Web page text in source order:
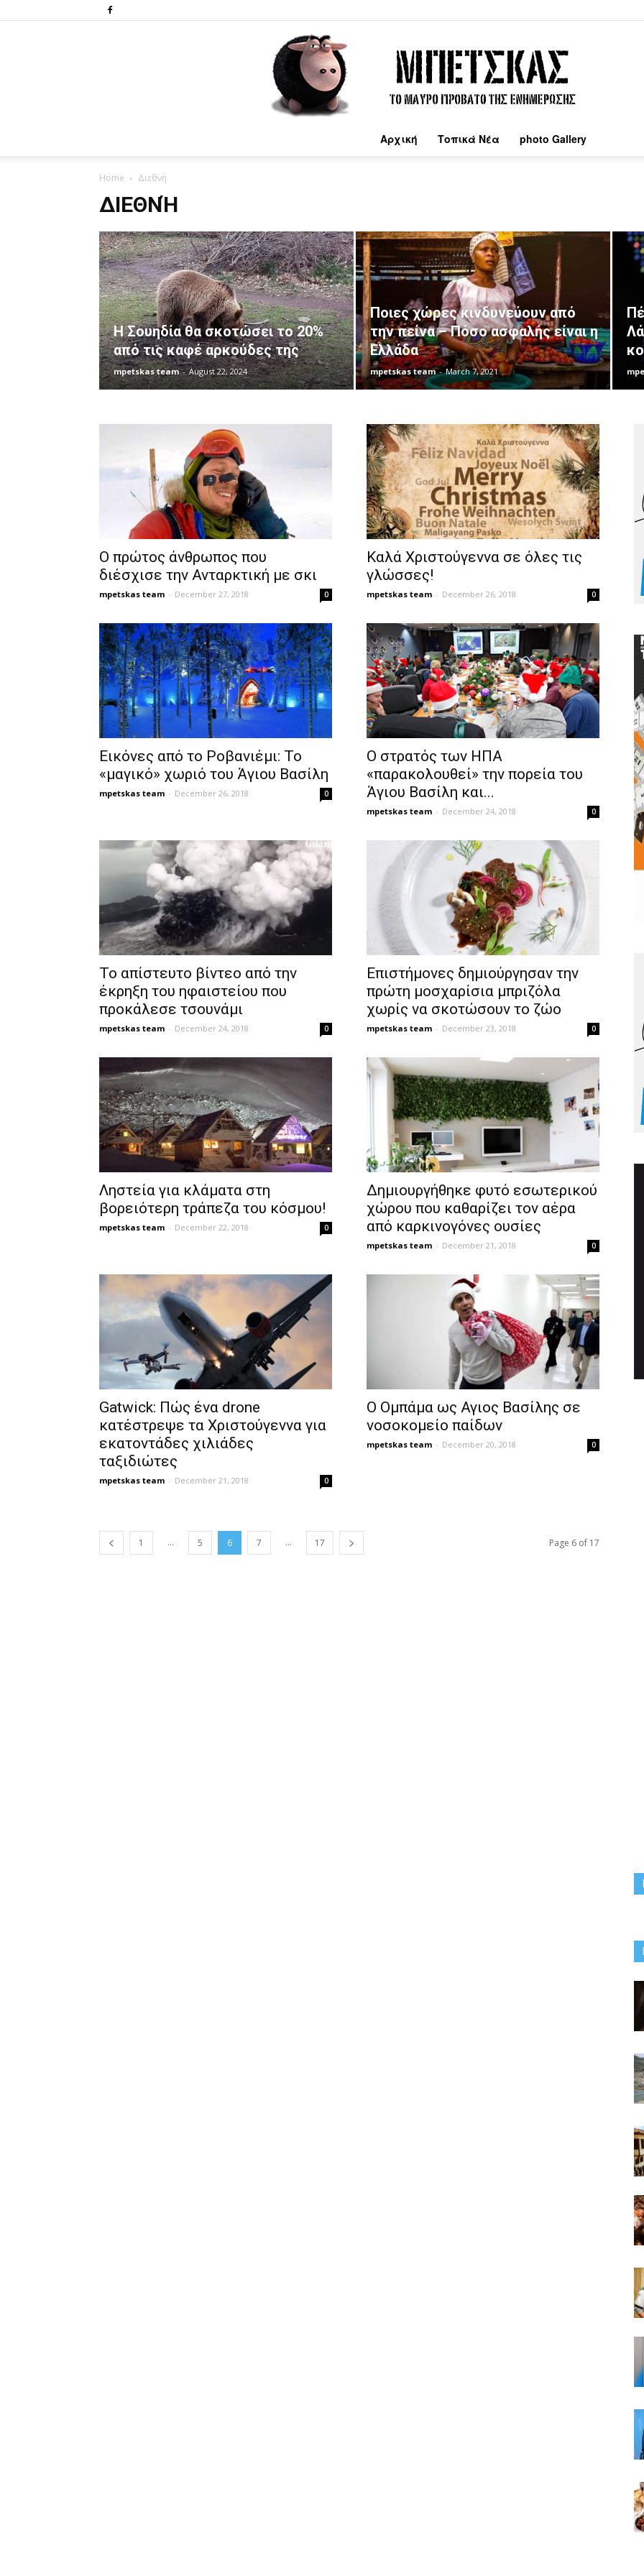
Αρχική Τοπικά Νέα photo Gallery
Home Διεθνή
ΔΙΕΘΝΉ
Η Σουηδία θα σκοτώσει το 20%
από τις καφέ αρκούδες της
mpetskas team - August 22, 2024
Ποιες χώρες κινδυνεύουν από
την πείνα – Πόσο ασφαλής είναι η
Ελλάδα
mpetskas team - March 7, 2021
Ο πρώτος άνθρωπος που
διέσχισε την Ανταρκτική με σκι
mpetskas team - December 27, 2018 0
Καλά Χριστούγεννα σε όλες τις
γλώσσες!
mpetskas team - December 26, 2018 0
Εικόνες από το Ροβανιέμι: Το
«μαγικό» χωριό του Άγιου Βασίλη
mpetskas team - December 26, 2018 0
O στρατός των ΗΠΑ
«παρακολουθεί» την πορεία του
Άγιου Βασίλη και...
mpetskas team - December 24, 2018 0
Το απίστευτο βίντεο από την
έκρηξη του ηφαιστείου που
προκάλεσε τσουνάμι
mpetskas team - December 24, 2018 0
Επιστήμονες δημιούργησαν την
πρώτη μοσχαρίσια μπριζόλα
χωρίς να σκοτώσουν το ζώο
mpetskas team - December 23, 2018 0
Ληστεία για κλάματα στη
βορειότερη τράπεζα του κόσμου!
mpetskas team - December 22, 2018 0
Δημιουργήθηκε φυτό εσωτερικού
χώρου που καθαρίζει τον αέρα
από καρκινογόνες ουσίες
mpetskas team - December 21, 2018 0
Gatwick: Πώς ένα drone
κατέστρεψε τα Χριστούγεννα για
εκατοντάδες χιλιάδες
ταξιδιώτες
mpetskas team - December 21, 2018 0
Ο Ομπάμα ως Αγιος Βασίλης σε
νοσοκομείο παίδων
mpetskas team - December 20, 2018 0
1 ... 5 6 7 ... 17 Page 6 of 17